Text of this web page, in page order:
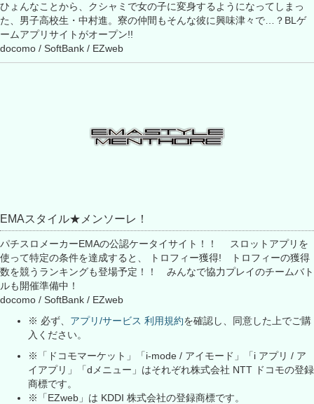
ひょんなことから、クシャミで女の子に変身するようになってしまっ
た、男子高校生・中村進。寮の仲間もそんな彼に興味津々で…？BLゲ
ームアプリサイトがオープン!!
docomo / SoftBank / EZweb
EMAスタイル★メンソーレ！
パチスロメーカーEMAの公認ケータイサイト！！ スロットアプリを
使って特定の条件を達成すると、 トロフィー獲得! トロフィーの獲得
数を競うランキングも登場予定！！ みんなで協力プレイのチームバト
ルも開催準備中！
docomo / SoftBank / EZweb
※ 必ず、 アプリ/サービス 利用規約を確認し、同意した上でご購
入ください。
※「ドコモマーケット」「i-mode / アイモード」「i アプリ / ア
イアプリ」「dメニュー」はそれぞれ株式会社 NTT ドコモの登録
商標です。
※「EZweb」は KDDI 株式会社の登録商標です。